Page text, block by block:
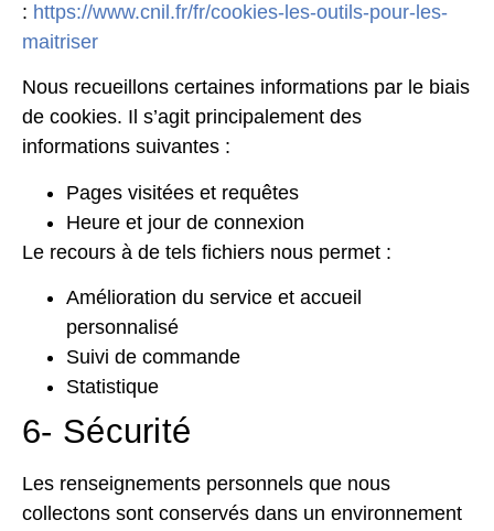
: https://www.cnil.fr/fr/cookies-les-outils-pour-les-
maitriser
Nous recueillons certaines informations par le biais
de cookies. Il s’agit principalement des
informations suivantes :
Pages visitées et requêtes
Heure et jour de connexion
Le recours à de tels fichiers nous permet :
Amélioration du service et accueil
personnalisé
Suivi de commande
Statistique
6- Sécurité
Les renseignements personnels que nous
collectons sont conservés dans un environnement